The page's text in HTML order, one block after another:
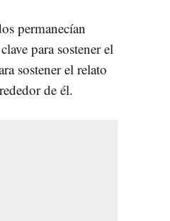
permanecían
para sostener el
sostener el relato
de él.